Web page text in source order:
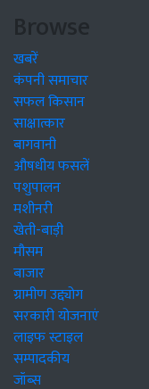
Browse
खबरें
कंपनी समाचार
सफल किसान
साक्षात्कार
बागवानी
औषधीय फसलें
पशुपालन
मशीनरी
खेती-बाड़ी
मौसम
बाजार
ग्रामीण उद्द्योग
सरकारी योजनाएं
लाइफ स्टाइल
सम्पादकीय
जॉब्स